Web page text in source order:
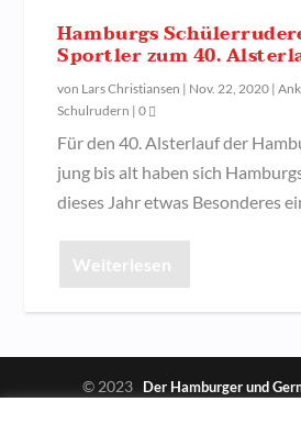
Hamburgs
Sportler zum 40.
von Lars Christiansen | Nov. 22, 2020 |
Schulrudern |0
Für den 40. Alsterlauf der
jung bis alt haben sich
dieses Jahr etwas Besonderes
Weiterlesen
© 2023 Der Hamburger und